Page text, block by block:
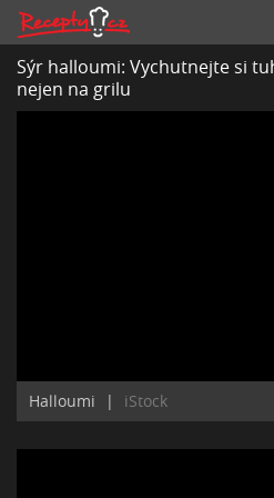
Sýr halloumi: Vychutnejte si
nejen na grilu
Halloumi | iStock